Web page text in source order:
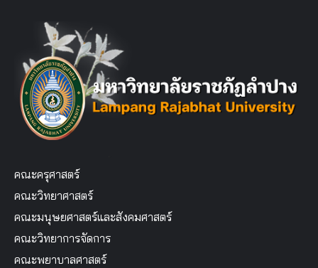
คณะครุศาสตร์
คณะวิทยาศาสตร์
คณะมนุษยศาสตร์และสังคมศาสตร์
คณะวิทยาการจัดการ
คณะพยาบาลศาสตร์